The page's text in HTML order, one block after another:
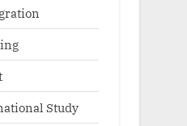
Study